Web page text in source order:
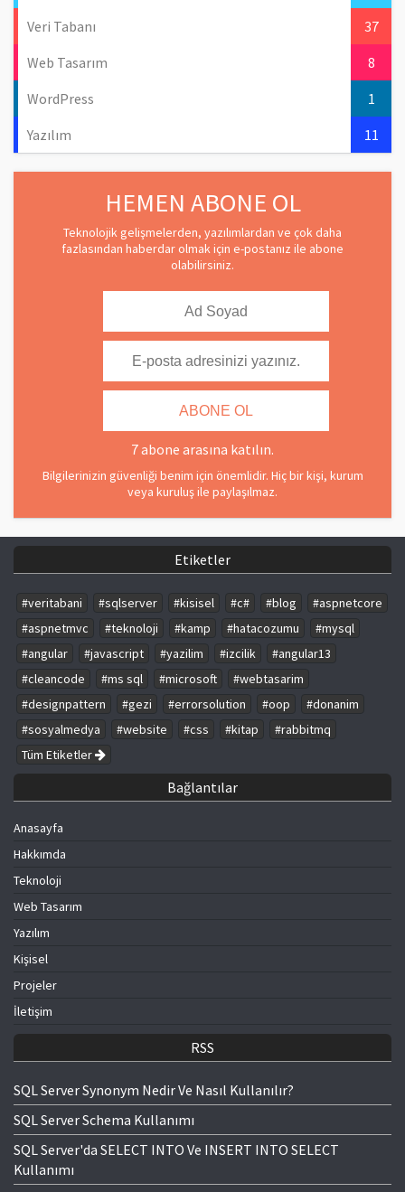
Veri Tabanı
37
Web Tasarım
8
WordPress
1
Yazılım
11
HEMEN ABONE OL
Teknolojik gelişmelerden, yazılımlardan ve çok daha
fazlasından haberdar olmak için e-postanız ile abone
olabilirsiniz.
7 abone arasına katılın.
Bilgilerinizin güvenliği benim için önemlidir. Hiç bir kişi, kurum
veya kuruluş ile paylaşılmaz.
Etiketler
#veritabani #sqlserver #kisisel #c# #blog
#aspnetcore
#aspnetmvc
#teknoloji #kamp #hatacozumu
#mysql
#angular
#javascript #yazilim #izcilik
#angular13
#cleancode
#ms sql #microsoft
#webtasarim
#designpattern
#gezi #errorsolution #oop
#donanim
#sosyalmedya
#website #css #kitap
#rabbitmq
Tüm Etiketler
Bağlantılar
Anasayfa
Hakkımda
Teknoloji
Web Tasarım
Yazılım
Kişisel
Projeler
İletişim
RSS
SQL Server Synonym Nedir Ve Nasıl Kullanılır?
SQL Server Schema Kullanımı
SQL Server'da SELECT INTO Ve INSERT INTO SELECT
Kullanımı